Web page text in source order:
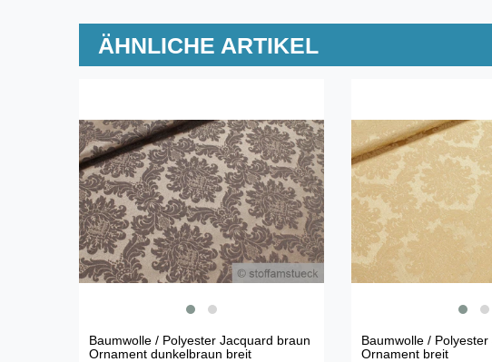
ÄHNLICHE ARTIKEL
Baumwolle / Polyester Jacquard braun
Ornament dunkelbraun breit
Baumwolle /
Ornament breit